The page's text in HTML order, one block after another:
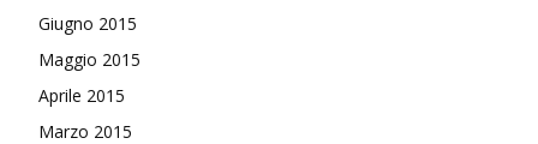
Giugno 2015
Maggio 2015
Aprile 2015
Marzo 2015